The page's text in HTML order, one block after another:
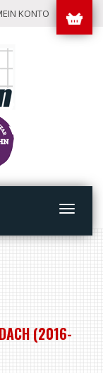
KONTO
Toggle
(2016-